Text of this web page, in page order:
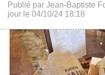
Publié par Jean-Baptiste
jour le 04/10/24 18:18